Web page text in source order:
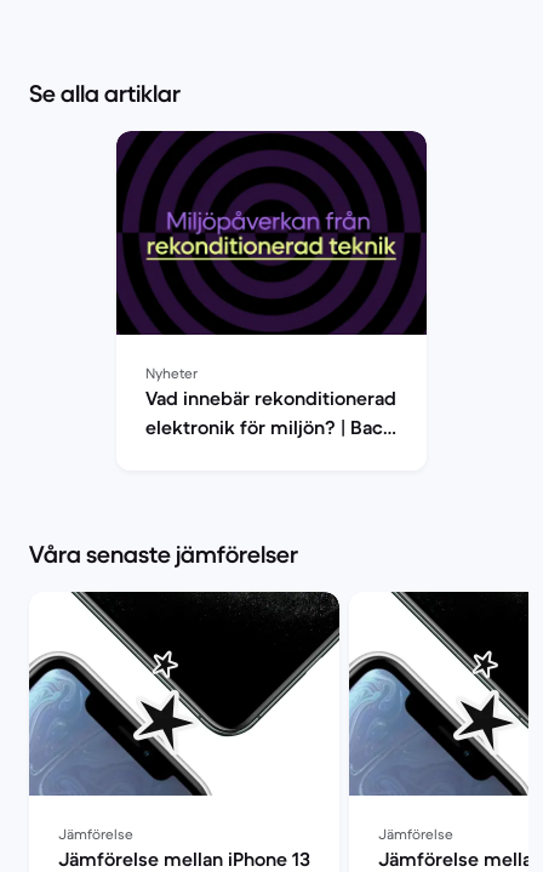
Se alla artiklar
Nyheter
Vad innebär rekonditionerad
elektronik för miljön? | Back
Våra senaste jämförelser
Jämförelse
Jämförelse mellan iPhone 13
Jämförelse
Jämförelse